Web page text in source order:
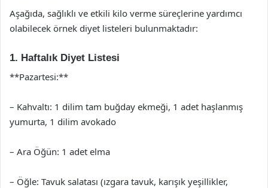
Aşağıda, sağlıklı ve etkili kilo verme süreçlerine yardımcı
olabilecek örnek diyet listeleri bulunmaktadır:
1. Haftalık Diyet Listesi
**Pazartesi:**
– Kahvaltı: 1 dilim tam buğday ekmeği, 1 adet haşlanmış
yumurta, 1 dilim avokado
– Ara Öğün: 1 adet elma
– Öğle: Tavuk salatası (ızgara tavuk, karışık yeşillikler,